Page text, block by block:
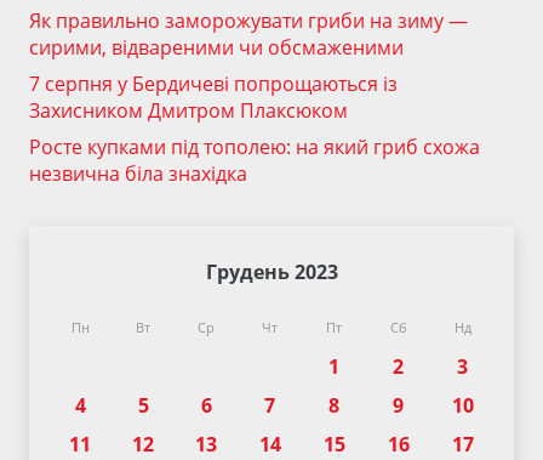
Як правильно заморожувати гриби на зиму —
сирими, відвареними чи обсмаженими
7 серпня у Бердичеві попрощаються із
Захисником Дмитром Плаксюком
Росте купками під тополею: на який гриб схожа
незвична біла знахідка
Грудень 2023
Пн Вт Ср Чт Пт Сб Нд
1 2
3
4
5 6 7 8 9
10
11
12 13 14 15 16
17